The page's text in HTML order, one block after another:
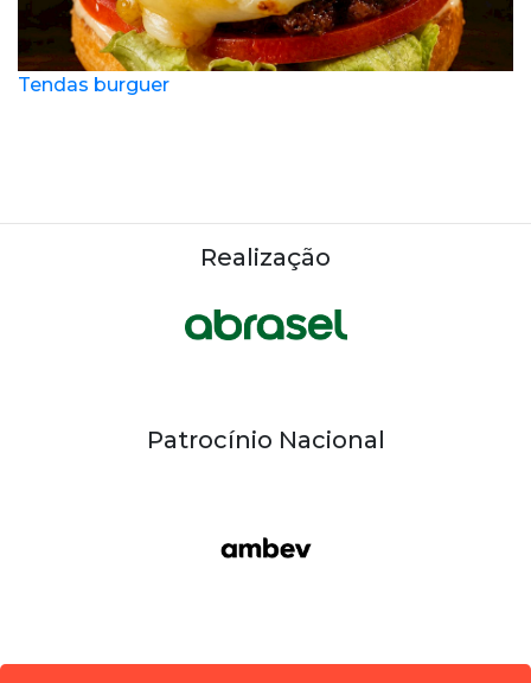
Tendas burguer
Realização
Patrocínio Nacional